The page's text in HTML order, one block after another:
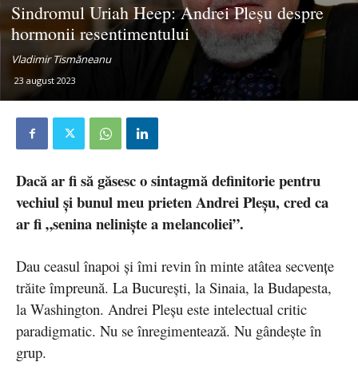
Sindromul Uriah Heep: Andrei Pleșu despre
hormonii resentimentului
Vladimir Tismăneanu
23 august 2023
Dacă ar fi să găsesc o sintagmă definitorie pentru
vechiul și bunul meu prieten Andrei Pleșu, cred ca
ar fi „senina neliniște a melancoliei”.
Dau ceasul înapoi și îmi revin în minte atâtea secvențe
trăite împreună. La București, la Sinaia, la Budapesta,
la Washington. Andrei Pleșu este intelectual critic
paradigmatic. Nu se înregimentează. Nu gândește în
grup.